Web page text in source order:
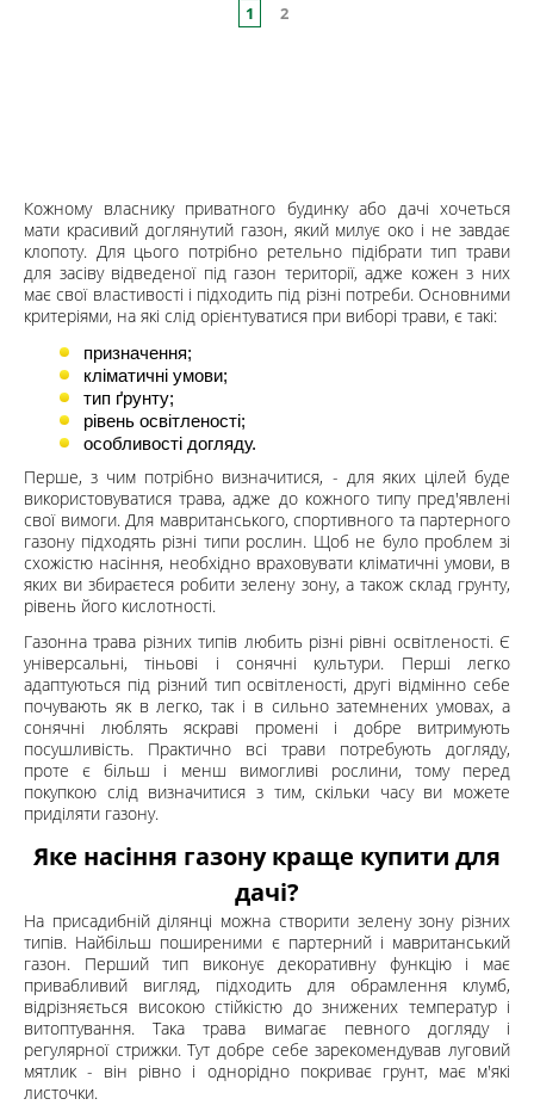
1 2
Кожному власнику приватного будинку або дачі хочеться
мати красивий доглянутий газон, який милує око і не завдає
клопоту. Для цього потрібно ретельно підібрати тип трави
для засіву відведеної під газон території, адже кожен з них
має свої властивості і підходить під різні потреби. Основними
критеріями, на які слід орієнтуватися при виборі трави, є такі:
призначення;
кліматичні умови;
тип ґрунту;
рівень освітленості;
особливості догляду.
Перше, з чим потрібно визначитися, - для яких цілей буде
використовуватися трава, адже до кожного типу пред'явлені
свої вимоги. Для мавританського, спортивного та партерного
газону підходять різні типи рослин. Щоб не було проблем зі
схожістю насіння, необхідно враховувати кліматичні умови, в
яких ви збираєтеся робити зелену зону, а також склад грунту,
рівень його кислотності.
Газонна трава різних типів любить різні рівні освітленості. Є
універсальні, тіньові і сонячні культури. Перші легко
адаптуються під різний тип освітленості, другі відмінно себе
почувають як в легко, так і в сильно затемнених умовах, а
сонячні люблять яскраві промені і добре витримують
посушливість. Практично всі трави потребують догляду,
проте є більш і менш вимогливі рослини, тому перед
покупкою слід визначитися з тим, скільки часу ви можете
приділяти газону.
Яке насіння газону краще купити для
дачі?
На присадибній ділянці можна створити зелену зону різних
типів. Найбільш поширеними є партерний і мавританський
газон. Перший тип виконує декоративну функцію і має
привабливий вигляд, підходить для обрамлення клумб,
відрізняється високою стійкістю до знижених температур і
витоптування. Така трава вимагає певного догляду і
регулярної стрижки. Тут добре себе зарекомендував луговий
мятлик - він рівно і однорідно покриває грунт, має м'які
листочки.